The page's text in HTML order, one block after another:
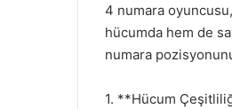
4 numara
hücumda hem de
numara
1. **Hücum